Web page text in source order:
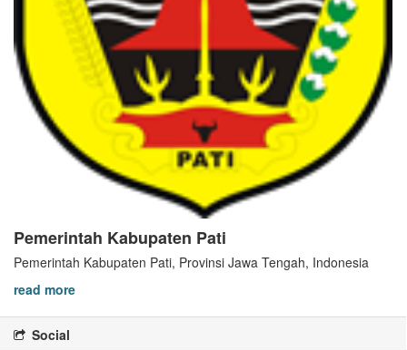
Pemerintah Kabupaten Pati
Pemerintah Kabupaten Pati, Provinsi Jawa Tengah, Indonesia
read more
Social